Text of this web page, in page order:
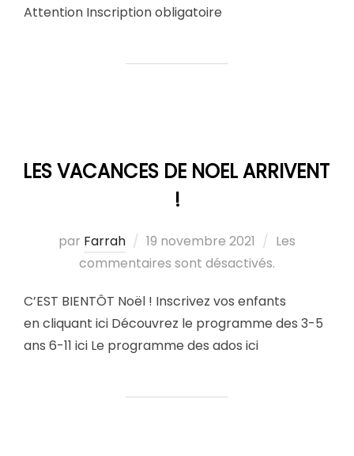
Attention Inscription obligatoire
LES VACANCES DE NOEL ARRIVENT
!
par Farrah 19 novembre 2021
Les
commentaires sont désactivés.
C’EST BIENTÔT Noël ! Inscrivez vos enfants
en cliquant ici Découvrez le programme des 3-5
ans 6-11 ici Le programme des ados ici